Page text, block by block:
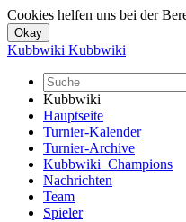
Cookies helfen uns bei der
Kubbwiki Kubbwiki
Kubbwiki
Hauptseite
Turnier-Kalender
Turnier-Archive
Kubbwiki_Champions
Nachrichten
Team
Spieler